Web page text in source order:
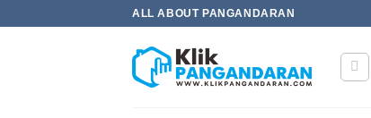
ALL ABOUT PANGANDARAN